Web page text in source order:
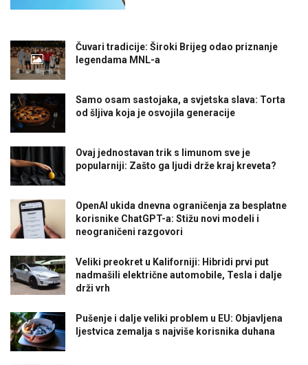
Čuvari tradicije: Široki Brijeg odao priznanje
legendama MNL-a
Samo osam sastojaka, a svjetska slava: Torta
od šljiva koja je osvojila generacije
Ovaj jednostavan trik s limunom sve je
popularniji: Zašto ga ljudi drže kraj kreveta?
OpenAI ukida dnevna ograničenja za besplatne
korisnike ChatGPT-a: Stižu novi modeli i
neograničeni razgovori
Veliki preokret u Kaliforniji: Hibridi prvi put
nadmašili električne automobile, Tesla i dalje
drži vrh
Pušenje i dalje veliki problem u EU: Objavljena
ljestvica zemalja s najviše korisnika duhana